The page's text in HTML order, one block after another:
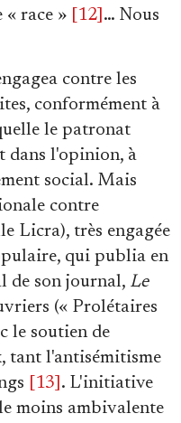
« race »
[12] … Nous
contre les
conformément à
le patronat
dans l'opinion, à
social. Mais
contre
Licra), très engagée
qui publia en
de son journal, Le
(« Prolétaires
le soutien de
tant l'antisémitisme
[13] . L'initiative
moins ambivalente